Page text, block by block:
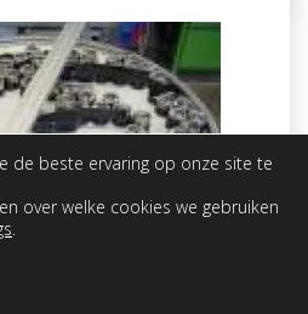
de beste ervaring op onze site te
over welke cookies we gebruiken
.